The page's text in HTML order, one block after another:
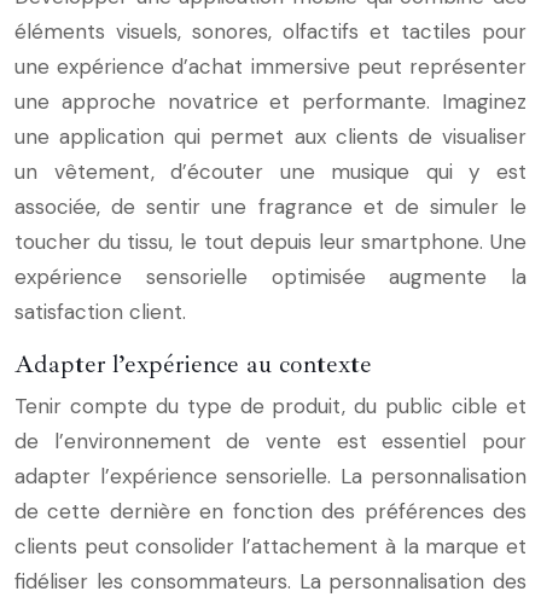
éléments visuels, sonores, olfactifs et tactiles pour
une expérience d’achat immersive peut représenter
une approche novatrice et performante. Imaginez
une application qui permet aux clients de visualiser
un vêtement, d’écouter une musique qui y est
associée, de sentir une fragrance et de simuler le
toucher du tissu, le tout depuis leur smartphone. Une
expérience sensorielle optimisée augmente la
satisfaction client.
Adapter l’expérience au contexte
Tenir compte du type de produit, du public cible et
de l’environnement de vente est essentiel pour
adapter l’expérience sensorielle. La personnalisation
de cette dernière en fonction des préférences des
clients peut consolider l’attachement à la marque et
fidéliser les consommateurs. La personnalisation des